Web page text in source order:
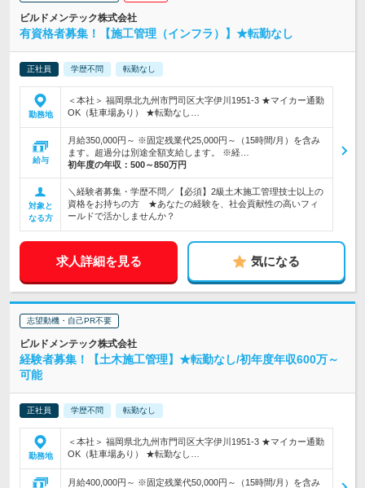
ビルドメンテック株式会社
有資格者募集！【施工管理（インフラ）】★転勤なし
正社員 学歴不問 転勤なし
勤務地
＜本社＞ 福岡県北九州市門司区大字伊川1951-3 ★マイカー通勤
OK（駐車場あり） ★転勤なし…
給与
月給350,000円～ ※固定残業代25,000円～（15時間/月）を含み
ます。超過分は別途全額支給します。 ※経…
初年度の年収： 500～850万円
対象と
なる方
＼経験者募集・学歴不問／【必須】2級土木施工管理技士以上の
資格をお持ちの方 ★あなたの経験を、社会貢献性の高いフィ
ールドで活かしませんか？
求人詳細を見る 気になる
志望動機・自己PR不要
ビルドメンテック株式会社
経験者募集！【土木施工管理】★転勤なし/初年度年収600万～
可能
正社員 学歴不問 転勤なし
勤務地
＜本社＞ 福岡県北九州市門司区大字伊川1951-3 ★マイカー通勤
OK（駐車場あり） ★転勤なし…
月給400,000円～ ※固定残業代50,000円～（15時間/月）を含み